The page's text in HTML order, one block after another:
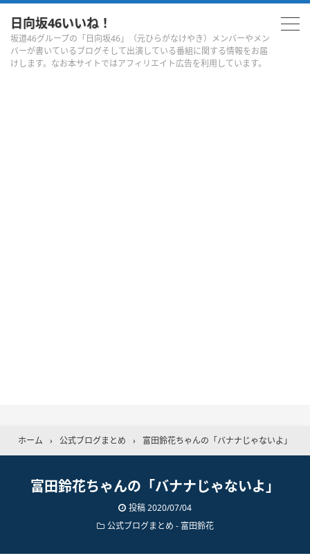
日向坂46いいね！
坂道46グループの「日向坂46」（元ひらがなけやき）メンバーやメン
バーが書いているブログそして出演している番組に関する情報をお届
けします。なお本サイトではアフィリエイト広告を利用しています。
ホーム › 公式ブログまとめ › 富田鈴花ちゃんの「バナナじゃないよ」
富田鈴花ちゃんの「バナナじゃないよ」
投稿2020/07/04
公式ブログまとめ - 富田鈴花